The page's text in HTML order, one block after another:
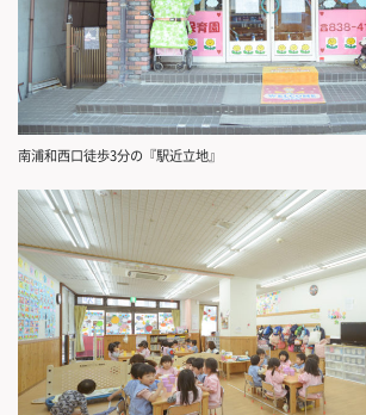
南浦和西口徒歩3分の『駅近立地』